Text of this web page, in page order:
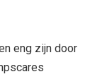
eng zijn door